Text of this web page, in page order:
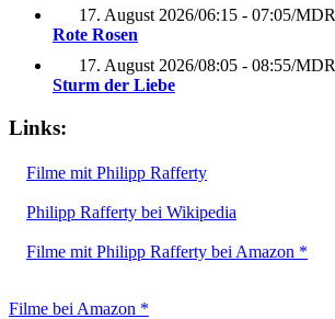
17. August 2026/06:15 - 07:05/MDR
Rote Rosen
17. August 2026/08:05 - 08:55/MDR
Sturm der Liebe
Links:
Filme mit Philipp Rafferty
Philipp Rafferty bei Wikipedia
Filme mit Philipp Rafferty bei Amazon *
Filme bei Amazon *